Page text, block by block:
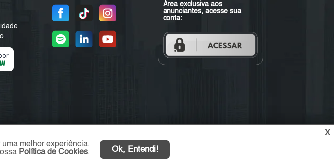
Área exclusiva aos
anunciantes, acesse sua
conta:
X
melhor experiência.
Política de Cookies. Ok, Entendi!